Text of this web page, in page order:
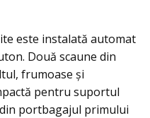
este instalată automat
Două scaune din
frumoase și
pentru suportul
portbagajul primului